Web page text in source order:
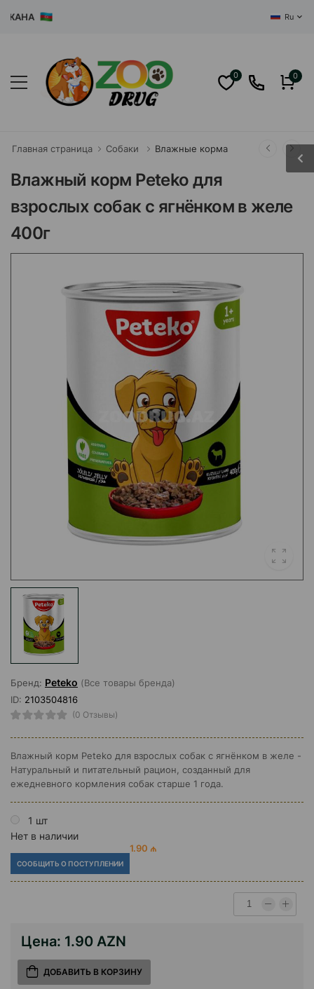
Ru
0 0
Главная страница Собаки Влажные корма
Влажный корм Peteko для
взрослых собак с ягнёнком в желе
400г
Бренд: Peteko (Все товары бренда)
ID: 2103504816
(0 Отзывы)
Влажный корм Peteko для взрослых собак с ягнёнком в желе -
Натуральный и питательный рацион, созданный для
ежедневного кормления собак старше 1 года.
1 шт
Нет в наличии
1.90 ₼
СООБЩИТЬ О ПОСТУПЛЕНИИ
Цена: 1.90 AZN
ДОБАВИТЬ В КОРЗИНУ